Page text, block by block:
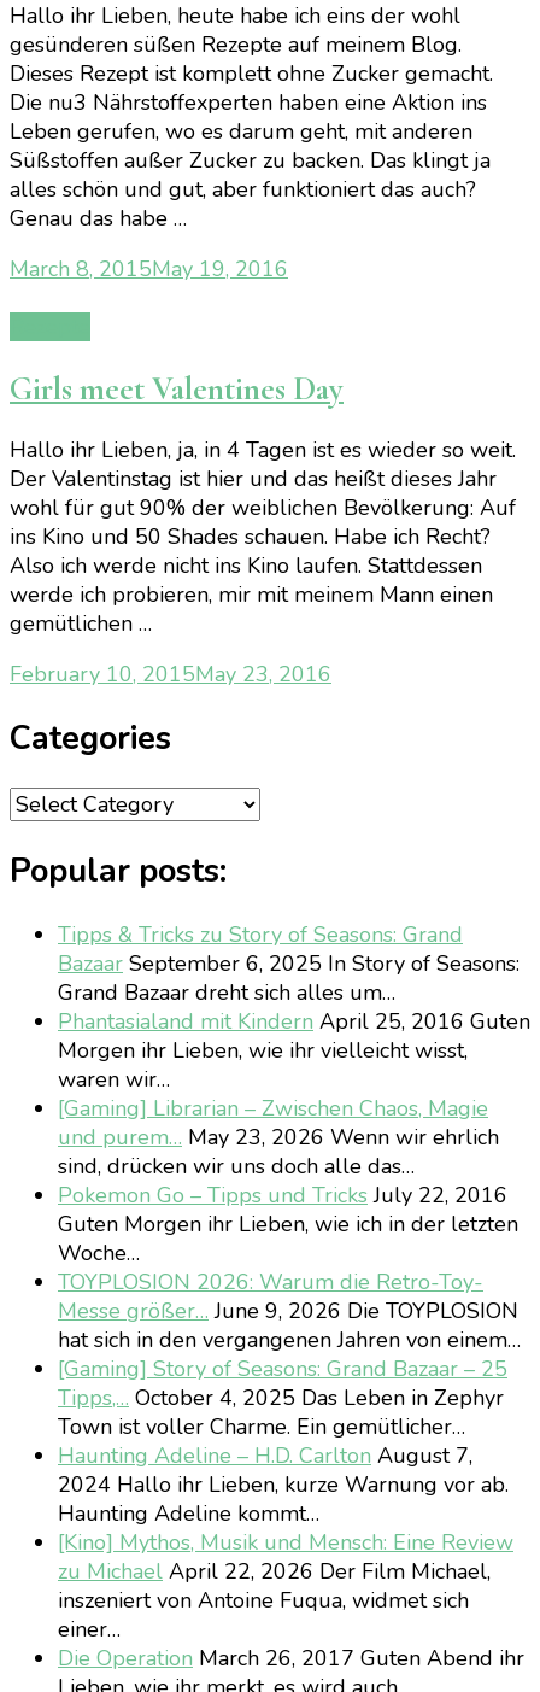
Hallo ihr Lieben, heute habe ich eins der wohl
gesünderen süßen Rezepte auf meinem Blog.
Dieses Rezept ist komplett ohne Zucker gemacht.
Die nu3 Nährstoffexperten haben eine Aktion ins
Leben gerufen, wo es darum geht, mit anderen
Süßstoffen außer Zucker zu backen. Das klingt ja
alles schön und gut, aber funktioniert das auch?
Genau das habe …
March 8, 2015May 19, 2016
Girls meet Valentines Day
Hallo ihr Lieben, ja, in 4 Tagen ist es wieder so weit.
Der Valentinstag ist hier und das heißt dieses Jahr
wohl für gut 90% der weiblichen Bevölkerung: Auf
ins Kino und 50 Shades schauen. Habe ich Recht?
Also ich werde nicht ins Kino laufen. Stattdessen
werde ich probieren, mir mit meinem Mann einen
gemütlichen …
February 10, 2015May 23, 2016
Categories
Categories
Popular posts:
Tipps & Tricks zu Story of Seasons: Grand
Bazaar September 6, 2025 In Story of Seasons:
Grand Bazaar dreht sich alles um…
Phantasialand mit Kindern April 25, 2016 Guten
Morgen ihr Lieben, wie ihr vielleicht wisst,
waren wir…
[Gaming] Librarian – Zwischen Chaos, Magie
und purem… May 23, 2026 Wenn wir ehrlich
sind, drücken wir uns doch alle das…
Pokemon Go – Tipps und TricksJuly 22, 2016
Guten Morgen ihr Lieben, wie ich in der letzten
Woche…
TOYPLOSION 2026: Warum die Retro-Toy-
Messe größer… June 9, 2026 Die TOYPLOSION
hat sich in den vergangenen Jahren von einem…
[Gaming] Story of Seasons: Grand Bazaar – 25
Tipps,… October 4, 2025 Das Leben in Zephyr
Town ist voller Charme. Ein gemütlicher…
Haunting Adeline – H.D. Carlton August 7,
2024 Hallo ihr Lieben, kurze Warnung vor ab.
Haunting Adeline kommt…
[Kino] Mythos, Musik und Mensch: Eine Review
zu Michael April 22, 2026 Der Film Michael,
inszeniert von Antoine Fuqua, widmet sich
einer…
Die Operation March 26, 2017 Guten Abend ihr